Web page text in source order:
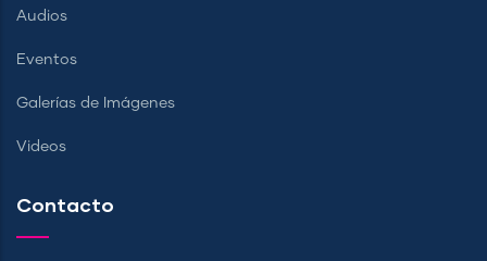
Audios
Eventos
Galerías de Imágenes
Videos
Contacto